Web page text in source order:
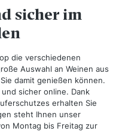
sicher im
die verschiedenen
Auswahl an Weinen aus
damit genießen können.
sicher online. Dank
erhalten Sie
steht Ihnen unser
Montag bis Freitag zur